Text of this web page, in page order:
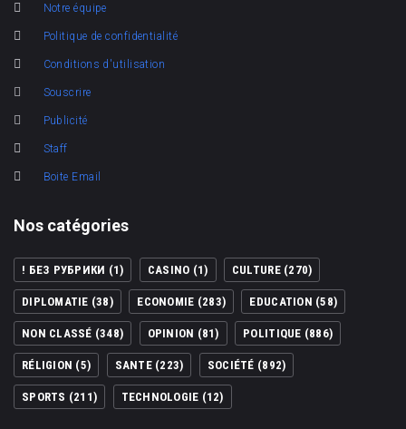
Notre équipe
Politique de confidentialité
Conditions d'utilisation
Souscrire
Publicité
Staff
Boite Email
Nos catégories
! БЕЗ РУБРИКИ (1) CASINO (1) CULTURE(270)
DIPLOMATIE (38) ECONOMIE (283) EDUCATION (58)
NON CLASSÉ (348) OPINION (81) POLITIQUE (886)
RÉLIGION (5) SANTE(223) SOCIÉTÉ (892)
SPORTS (211) TECHNOLOGIE (12)